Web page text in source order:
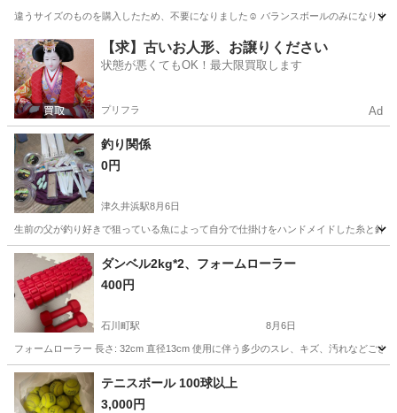
違うサイズのものを購入したため、不要になりました☺︎ バランスボールのみになりま
神奈川 伊勢原市 伊勢原駅 フィットネス、トレーニング
【求】古いお人形、お譲りください
状態が悪くてもOK！最大限買取します
プリフラ Ad
釣り関係
0円
津久井浜駅8月6日
生前の父が釣り好きで狙っている魚によって自分で仕掛けをハンドメイドした糸と針
神奈川 横須賀市 津久井浜駅
ダンベル2kg*2、フォームローラー
400円
石川町駅 8月6日
フォームローラー 長さ: 32cm 直径13cm 使用に伴う多少のスレ、キズ、汚れなどご
神奈川 横浜市 石川町駅 フィットネス、トレーニング
テニスボール 100球以上
3,000円